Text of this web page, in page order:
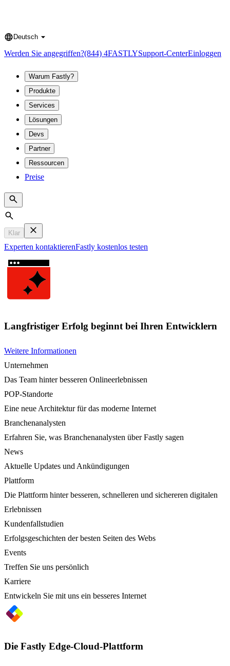
Language
Deutsch
Werden Sie angegriffen?(844) 4FASTLYSupport-CenterEinloggen
Warum Fastly?
Produkte
Services
Lösungen
Devs
Partner
Ressourcen
Preise
Search
Klar
Experten kontaktierenFastly kostenlos testen
Langfristiger Erfolg beginnt bei Ihren Entwicklern
Weitere Informationen
Unternehmen
Das Team hinter besseren Onlineerlebnissen
POP-Standorte
Eine neue Architektur für das moderne Internet
Branchenanalysten
Erfahren Sie, was Branchenanalysten über Fastly sagen
News
Aktuelle Updates und Ankündigungen
Plattform
Die Plattform hinter besseren, schnelleren und sichereren digitalen
Erlebnissen
Kundenfallstudien
Erfolgsgeschichten der besten Seiten des Webs
Events
Treffen Sie uns persönlich
Karriere
Entwickeln Sie mit uns ein besseres Internet
Die Fastly Edge-Cloud-Plattform